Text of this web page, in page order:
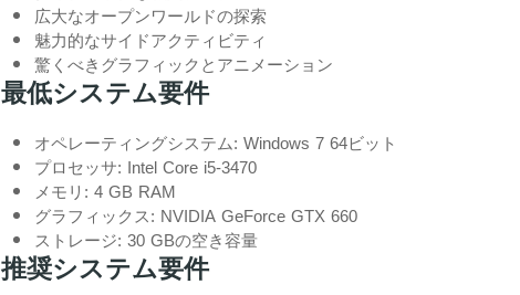
広大なオープンワールドの探索
魅力的なサイドアクティビティ
驚くべきグラフィックとアニメーション
最低システム要件
オペレーティングシステム: Windows 7 64ビット
プロセッサ: Intel Core i5-3470
メモリ: 4 GB RAM
グラフィックス: NVIDIA GeForce GTX 660
ストレージ: 30 GBの空き容量
推奨システム要件